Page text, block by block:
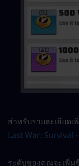
สำหรับรายละเอียดเ
Last War:
ระดับของคุณจะเพิ่